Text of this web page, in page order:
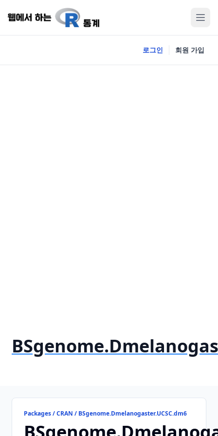
로그인 회원 가입
Packages / CRAN / BSgenome.Dmelanogaster.UCSC.dm6